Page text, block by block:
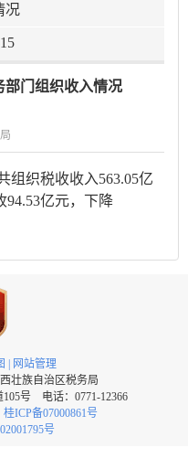
况
部门组织收入情况
组织税收收入563.05亿
94.53亿元，下降
| 网站管理
壮族自治区税务局
号 电话：0771-12366
桂ICP备07000861号
号